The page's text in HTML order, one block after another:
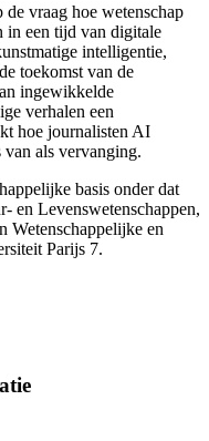
vraag hoe wetenschap
in een tijd van digitale
intelligentie,
toekomst van de
ingewikkelde
verhalen een
hoe journalisten AI
als vervanging.
basis onder dat
en Levenswetenschappen,
Wetenschappelijke en
Parijs 7.